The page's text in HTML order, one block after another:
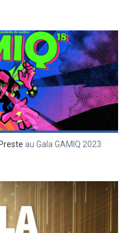
Preste au Gala GAMIQ 2023